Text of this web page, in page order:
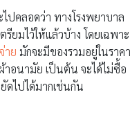
ปคลอดว่า ทางโรงพยาบาล
ยมไว้ให้แล้วบ้าง โดยเฉพาะ
าย มักจะมีของรวมอยู่ในราคา
อนามัย เป็นต้น จะได้ไม่ซื้อ
ดไปได้มากเช่นกัน